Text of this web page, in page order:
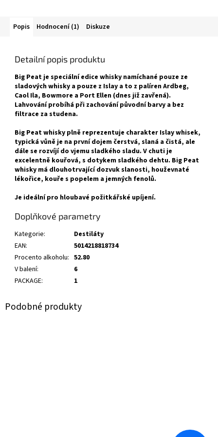
Popis Hodnocení (1) Diskuze
Detailní popis produktu
Big Peat je speciální edice whisky namíchané pouze ze
sladových whisky a pouze z Islay a to z palíren Ardbeg,
Caol Ila, Bowmore a Port Ellen (dnes již zavřená).
Lahvování probíhá při zachování původní barvy a bez
filtrace za studena.
Big Peat whisky plně reprezentuje charakter Islay whisek,
typická vůně je na první dojem čerstvá, slaná a čistá, ale
dále se rozvíjí do vjemu sladkého sladu. V chuti je
excelentně kouřová, s dotykem sladkého dehtu. Big Peat
whisky má dlouhotrvající dozvuk slanosti, houževnaté
lékořice, kouře s popelem a jemných fenolů.
Je ideální pro hloubavé požitkářské upíjení.
Doplňkové parametry
Kategorie:
Destiláty
EAN:
5014218818734
Procento alkoholu: 52.80
V balení:
6
PACKAGE: 1